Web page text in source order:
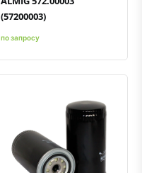
(57200003)
по запросу
Быстрый просмотрДобавить к сравнению
Добавить в избранное